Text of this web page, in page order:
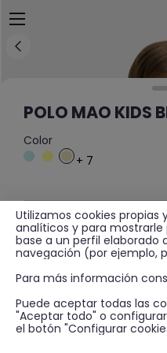
POLO MAO KIDS
Color
+ 7
MÁS INFORMACIÓN
DISPONIBILIDAD EN
Utilizamos cookies propias
analíticos y para mostrarle
base a un perfil elaborado
navegación (por ejemplo,
Para más información
Puede aceptar todas las
"Aceptar todo" o
el botón "Configurar